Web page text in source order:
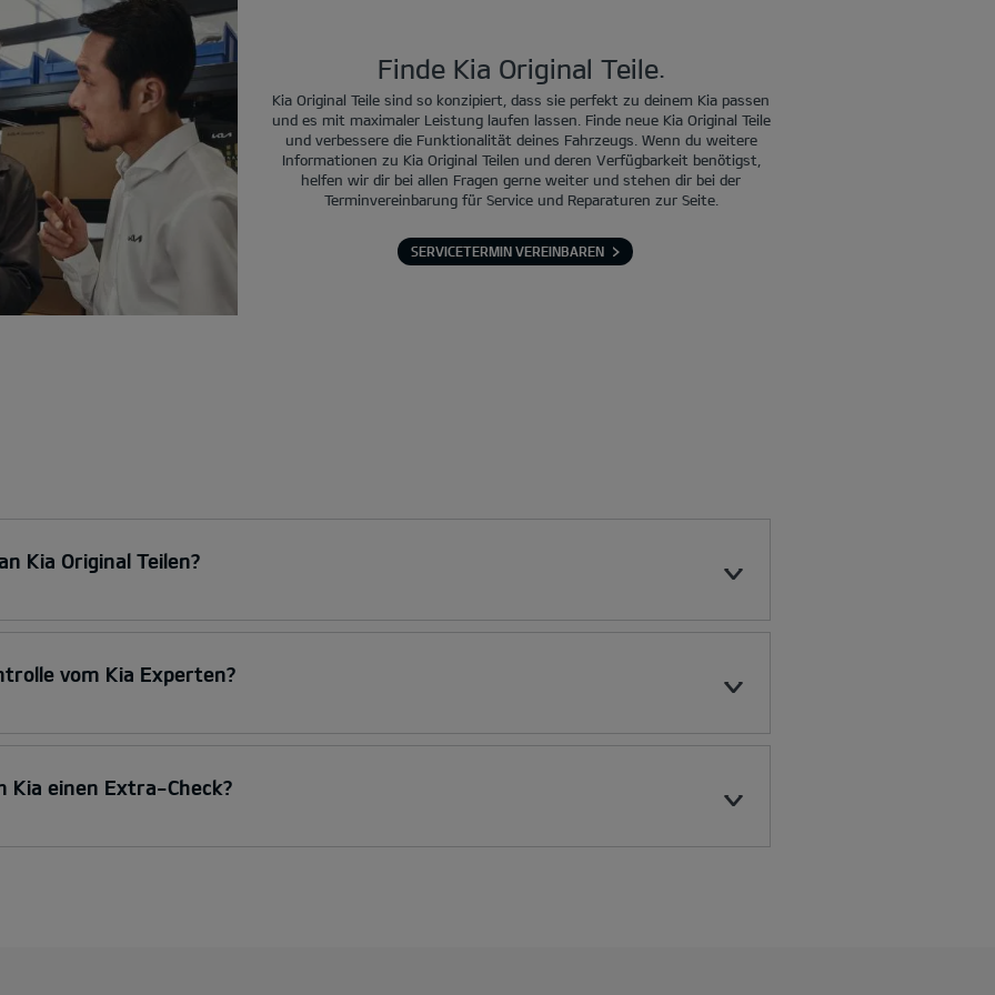
Finde Kia Original Teile.
Kia Original Teile sind so konzipiert, dass sie perfekt zu deinem Kia passen
und es mit maximaler Leistung laufen lassen. Finde neue Kia Original Teile
und verbessere die Funktionalität deines Fahrzeugs. Wenn du weitere
Informationen zu Kia Original Teilen und deren Verfügbarkeit benötigst,
helfen wir dir bei allen Fragen gerne weiter und stehen dir bei der
Terminvereinbarung für Service und Reparaturen zur Seite.
SERVICETERMIN VEREINBAREN
Kia Original Teilen?
vom Kia Experten?
Kia einen Extra-Check?